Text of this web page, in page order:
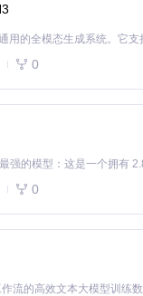
config配置，方便与其
展阶段，但已经足够实
加愉悦的用户体验。无论
探索Libelfin都可能开启
请尝试其示例程序，或
译，踏上这段奇妙的技
0
0
流的高效文本大模型训练